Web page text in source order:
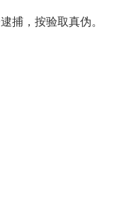
捕，按验取真伪。